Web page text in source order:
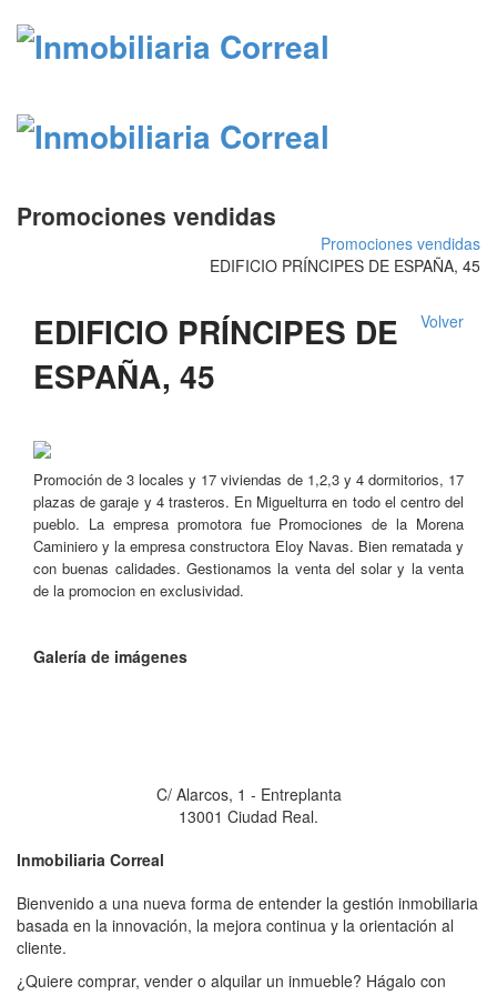
Promociones vendidas
Promociones vendidas
EDIFICIO PRÍNCIPES DE ESPAÑA, 45
Volver
EDIFICIO PRÍNCIPES DE
ESPAÑA, 45
Promoción de 3 locales y 17 viviendas de 1,2,3 y 4 dormitorios, 17
plazas de garaje y 4 trasteros. En Miguelturra en todo el centro del
pueblo. La empresa promotora fue Promociones de la Morena
Caminiero y la empresa constructora Eloy Navas. Bien rematada y
con buenas calidades. Gestionamos la venta del solar y la venta
de la promocion en exclusividad.
Galería de imágenes
C/ Alarcos, 1 - Entreplanta
13001 Ciudad Real.
Inmobiliaria Correal
Bienvenido a una nueva forma de entender la gestión inmobiliaria
basada en la innovación, la mejora continua y la orientación al
cliente.
¿Quiere comprar, vender o alquilar un inmueble? Hágalo con